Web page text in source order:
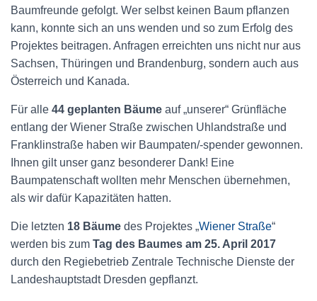
M
S
Baumfreunde gefolgt. Wer selbst keinen Baum pflanzen
kann, konnte sich an uns wenden und so zum Erfolg des
Projektes beitragen. Anfragen erreichten uns nicht nur aus
Sachsen, Thüringen und Brandenburg, sondern auch aus
Österreich und Kanada.
Für alle 44 geplanten Bäume auf „unserer“ Grünfläche
entlang der Wiener Straße zwischen Uhlandstraße und
Franklinstraße haben wir Baumpaten/-spender gewonnen.
Ihnen gilt unser ganz besonderer Dank! Eine
Baumpatenschaft wollten mehr Menschen übernehmen,
als wir dafür Kapazitäten hatten.
Die letzten 18 Bäume des Projektes „Wiener Straße“
werden bis zum Tag des Baumes am 25. April 2017
durch den Regiebetrieb Zentrale Technische Dienste der
Landeshauptstadt Dresden gepflanzt.